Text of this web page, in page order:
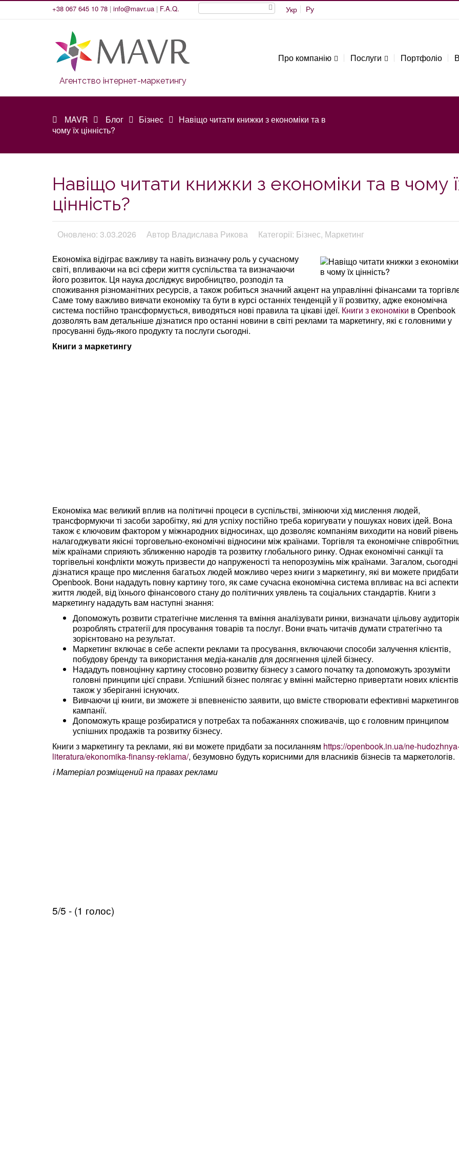
+38 067 645 10 78 | info@mavr.ua | F.A.Q. Укр Ру
Агентство інтернет-маркетингу
Про компанію Послуги Портфоліо
MAVR Блог Бізнес
Навіщо читати книжки з економіки та в
чому їх цінність?
Навіщо читати книжки з економіки та в чому
цінність?
Оновлено: 3.03.2026 Автор Владислава Рикова Категорії: Бізнес, Маркетинг
Економіка відіграє важливу та навіть визначну роль у сучасному
світі, впливаючи на всі сфери життя суспільства та визначаючи
його розвиток. Ця наука досліджує виробництво, розподіл та
споживання різноманітних ресурсів, а також робиться значний акцент на управлінні фінансами та
Саме тому важливо вивчати економіку та бути в курсі останніх тенденцій у її розвитку, адже економічна
система постійно трансформується, виводяться нові правила та цікаві ідеї. Книги з економіки в Openbook
дозволять вам детальніше дізнатися про останні новини в світі реклами та маркетингу, які є головними у
просуванні будь-якого продукту та послуги сьогодні.
Книги з маркетингу
Економіка має великий вплив на політичні процеси в суспільстві, змінюючи хід мислення людей,
трансформуючи ті засоби заробітку, які для успіху постійно треба коригувати у пошуках нових ідей. Вона
також є ключовим фактором у міжнародних відносинах, що дозволяє компаніям виходити на новий
налагоджувати якісні торговельно-економічні відносини між країнами. Торгівля та економічне
між країнами сприяють зближенню народів та розвитку глобального ринку. Однак економічні санкції та
торгівельні конфлікти можуть призвести до напруженості та непорозумінь між країнами. Загалом, сьогодні
дізнатися краще про мислення багатьох людей можливо через книги з маркетингу, які ви можете
Openbook. Вони нададуть повну картину того, як саме сучасна економічна система впливає на всі аспекти
життя людей, від їхнього фінансового стану до політичних уявлень та соціальних стандартів. Книги з
маркетингу нададуть вам наступні знання:
Допоможуть розвити стратегічне мислення та вміння аналізувати ринки, визначати цільову
розроблять стратегії для просування товарів та послуг. Вони вчать читачів думати стратегічно та
зорієнтовано на результат.
Маркетинг включає в себе аспекти реклами та просування, включаючи способи залучення клієнтів,
побудову бренду та використання медіа-каналів для досягнення цілей бізнесу.
Нададуть повноцінну картину стосовно розвитку бізнесу з самого початку та допоможуть зрозуміти
головні принципи цієї справи. Успішний бізнес полягає у вмінні майстерно привертати нових
також у зберіганні існуючих.
Вивчаючи ці книги, ви зможете зі впевненістю заявити, що вмієте створювати ефективні
кампанії.
Допоможуть краще розбиратися у потребах та побажаннях споживачів, що є головним принципом
успішних продажів та розвитку бізнесу.
Книги з маркетингу та реклами, які ви можете придбати за посиланням https://openbook.in.ua/ne-
literatura/ekonomika-finansy-reklama/, безумовно будуть корисними для власників бізнесів та маркетологів.
ℹ️ Матеріал розміщений на правах реклами
5/5 - (1 голос)